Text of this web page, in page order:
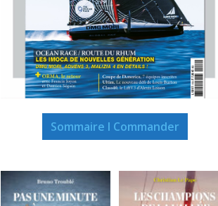
Sommaire I Commander